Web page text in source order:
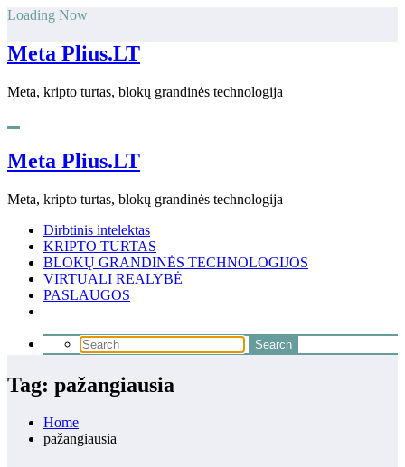
Skip
content
Loading Now
Meta Plius.LT
Meta, kripto turtas, blokų grandinės technologija
Meta Plius.LT
Meta, kripto turtas, blokų grandinės technologija
Dirbtinis intelektas
KRIPTO TURTAS
BLOKŲ GRANDINĖS TECHNOLOGIJOS
VIRTUALI REALYBĖ
PASLAUGOS
Tag: pažangiausia
Home
pažangiausia